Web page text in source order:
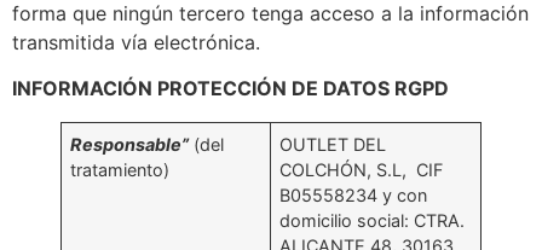
forma que ningún tercero tenga acceso a la información
transmitida vía electrónica.
INFORMACIÓN PROTECCIÓN DE DATOS RGPD
Responsable”(del
tratamiento)
OUTLET DEL
COLCHÓN, S.L, CIF
B05558234 y con
domicilio social: CTRA.